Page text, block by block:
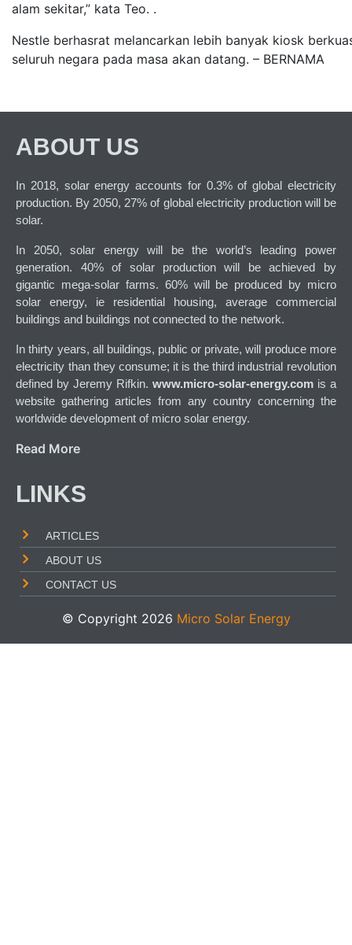
alam sekitar,” kata Teo. .
Nestle berhasrat melancarkan lebih banyak kiosk
seluruh negara pada masa akan datang. – BERNAMA
ABOUT US
In 2018, solar energy accounts for 0.3% of global electricity
production. By 2050, 27% of global electricity production will be
solar.
In 2050, solar energy will be the world’s leading power
generation. 40% of solar production will be achieved by
gigantic mega-solar farms. 60% will be produced by micro
solar energy, ie residential housing, average commercial
buildings and buildings not connected to the network.
In thirty years, all buildings, public or private, will produce more
electricity than they consume; it is the third industrial revolution
defined by Jeremy Rifkin. www.micro-solar-energy.comis a
website gathering articles from any country concerning the
worldwide development of micro solar energy.
Read More
LINKS
ARTICLES
ABOUT US
CONTACT US
© Copyright 2026 Micro Solar Energy